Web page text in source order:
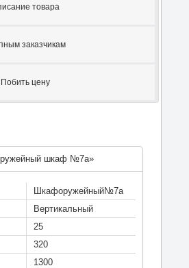
товара
заказчикам
Побить цену
шкаф №7а»
Шкафоружейный№7а
Вертикальный
25
320
1300